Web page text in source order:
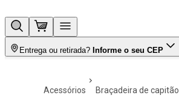
Entrega ou retirada? Informe o seu CEP
acessórios braçadeira de capitão